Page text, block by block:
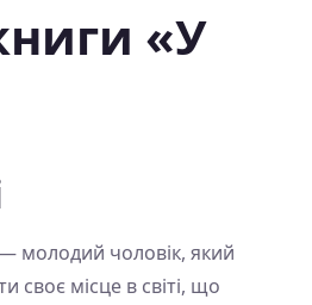
«У
молодий чоловік, який
своє місце в світі, що